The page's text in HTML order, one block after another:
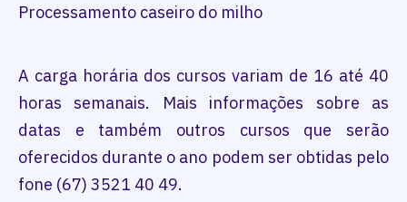
Processamento caseiro do milho
A carga horária dos cursos variam de 16 até 40
horas semanais. Mais informações sobre as
datas e também outros cursos que serão
oferecidos durante o ano podem ser obtidas pelo
fone (67) 3521 40 49.